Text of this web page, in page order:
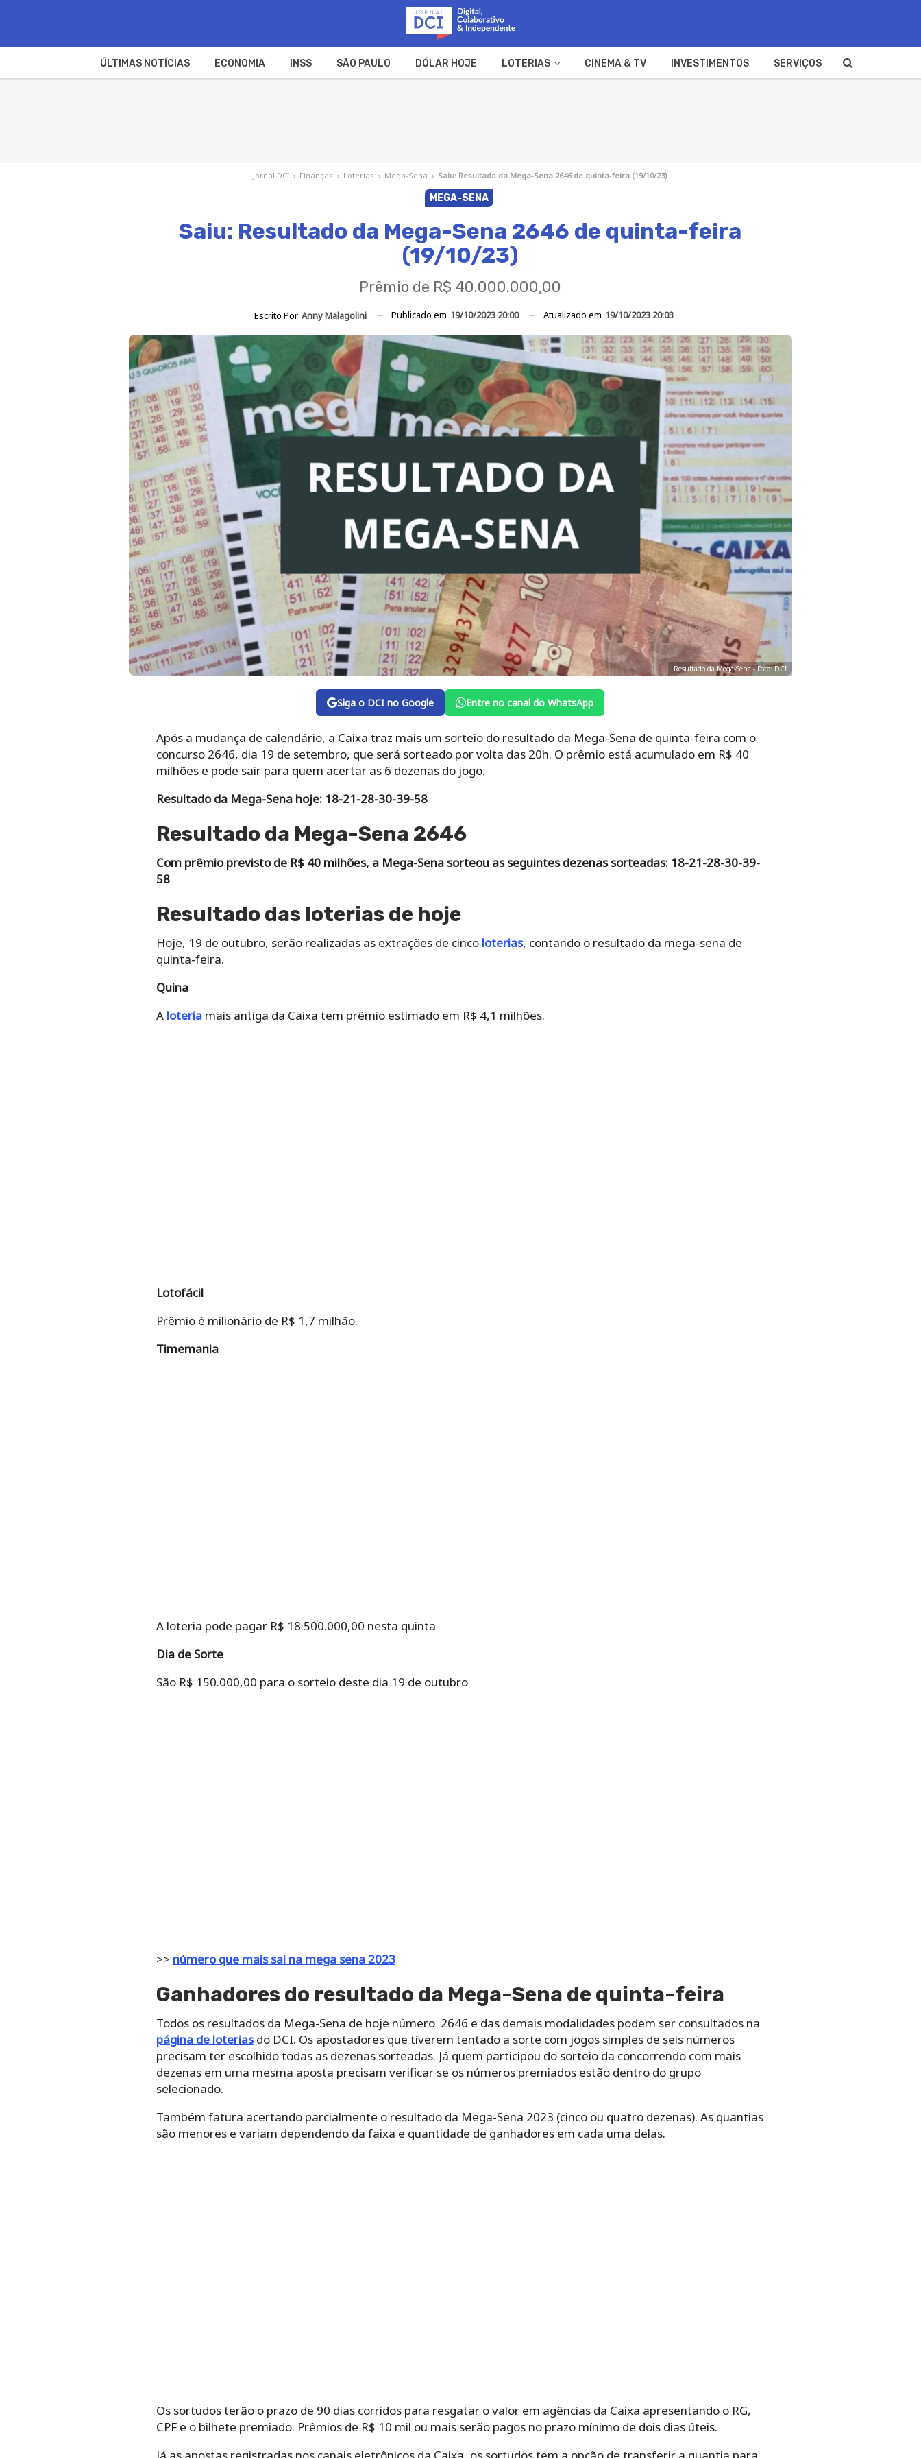
ÚLTIMAS NOTÍCIAS ECONOMIA INSS SÃO PAULO DÓLAR HOJE LOTERIAS CINEMA & TV INVESTIMENTOS SERVIÇOS
Jornal DCI › Finanças › Loterias › Mega-Sena › Saiu: Resultado da Mega-Sena 2646 de quinta-feira (19/10/23)
MEGA-SENA
Saiu: Resultado da Mega-Sena 2646 de quinta-feira
(19/10/23)
Prêmio de R$ 40.000.000,00
Escrito Por Anny Malagolini Publicado em 19/10/2023 20:00 Atualizado em 19/10/2023 20:03
Resultado da Mega-Sena - Foto: DCI
Siga o DCI no Google Entre no canal do WhatsApp
Após a mudança de calendário, a Caixa traz mais um sorteio do resultado da Mega-Sena de quinta-feira com o
concurso 2646, dia 19 de setembro, que será sorteado por volta das 20h. O prêmio está acumulado em R$ 40
milhões e pode sair para quem acertar as 6 dezenas do jogo.
Resultado da Mega-Sena hoje: 18-21-28-30-39-58
Resultado da Mega-Sena 2646
Com prêmio previsto de R$ 40 milhões, a Mega-Sena sorteou as seguintes dezenas sorteadas: 18-21-28-30-39-
58
Resultado das loterias de hoje
Hoje, 19 de outubro, serão realizadas as extrações de cinco loterias, contando o resultado da mega-sena de
quinta-feira.
Quina
A loteriamais antiga da Caixa tem prêmio estimado em R$ 4,1 milhões.
Lotofácil
Prêmio é milionário de R$ 1,7 milhão.
Timemania
A loteria pode pagar R$ 18.500.000,00 nesta quinta
Dia de Sorte
São R$ 150.000,00 para o sorteio deste dia 19 de outubro
>> número que mais sai na mega sena 2023
Ganhadores do resultado da Mega-Sena de quinta-feira
Todos os resultados da Mega-Sena de hoje número 2646 e das demais modalidades podem ser consultados na
página de loteriasdo DCI. Os apostadores que tiverem tentado a sorte com jogos simples de seis números
precisam ter escolhido todas as dezenas sorteadas. Já quem participou do sorteio da concorrendo com mais
dezenas em uma mesma aposta precisam verificar se os números premiados estão dentro do grupo
selecionado.
Também fatura acertando parcialmente o resultado da Mega-Sena 2023 (cinco ou quatro dezenas). As quantias
são menores e variam dependendo da faixa e quantidade de ganhadores em cada uma delas.
Os sortudos terão o prazo de 90 dias corridos para resgatar o valor em agências da Caixa apresentando o RG,
CPF e o bilhete premiado. Prêmios de R$ 10 mil ou mais serão pagos no prazo mínimo de dois dias úteis.